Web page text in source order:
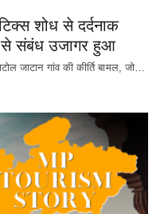
शोध से दर्दनाक
से संबंध उजागर हुआ
जाटान गांव की कीर्ति बामल, जो…